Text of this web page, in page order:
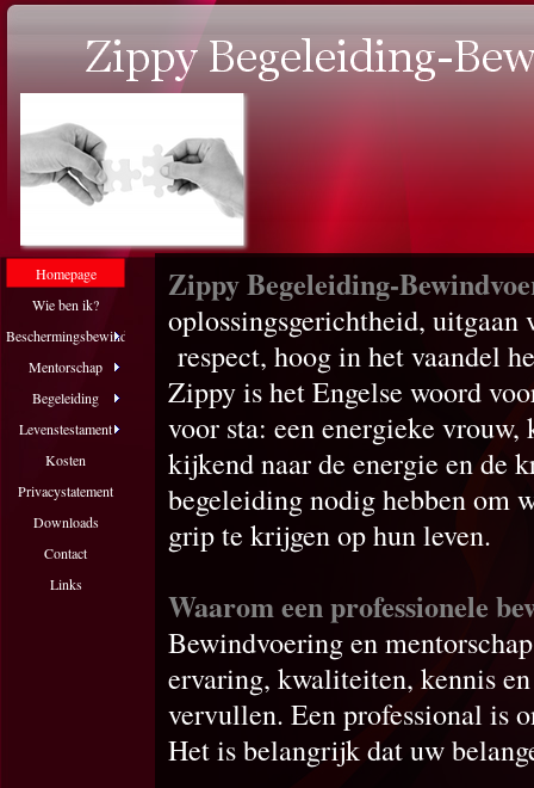
Homepage
Wie ben ik?
Beschermingsbewind
Mentorschap
Begeleiding
Levenstestament
Kosten
Privacystatement
Downloads
Contact
Links
Zippy Begeleiding-
oplossingsgerichtheid, uitgaan
respect, hoog in het vaandel
Zippy is het Engelse woord
voor sta: een energieke
kijkend naar de energie en de
begeleiding nodig hebben om
grip te krijgen op hun leven.
Waarom een professionele
Bewindvoering en
ervaring, kwaliteiten, kennis
vervullen. Een professional is
Het is belangrijk dat uw